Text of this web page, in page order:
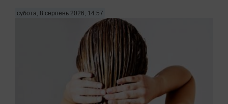
субота, 8 серпень 2026, 14:57